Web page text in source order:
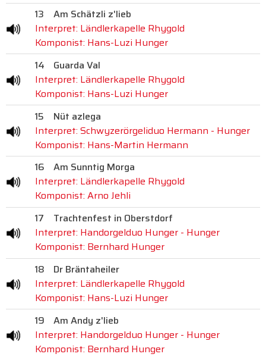
13
Am Schätzli z'lieb
Interpret: Ländlerkapelle Rhygold
Komponist: Hans-Luzi Hunger
14
Guarda Val
Interpret: Ländlerkapelle Rhygold
Komponist: Hans-Luzi Hunger
15
Nüt azlega
Interpret: Schwyzerörgeliduo Hermann - Hunger
Komponist: Hans-Martin Hermann
16
Am Sunntig Morga
Interpret: Ländlerkapelle Rhygold
Komponist: Arno Jehli
17
Trachtenfest in Oberstdorf
Interpret: Handorgelduo Hunger - Hunger
Komponist: Bernhard Hunger
18
Dr Bräntaheiler
Interpret: Ländlerkapelle Rhygold
Komponist: Hans-Luzi Hunger
19
Am Andy z'lieb
Interpret: Handorgelduo Hunger - Hunger
Komponist: Bernhard Hunger